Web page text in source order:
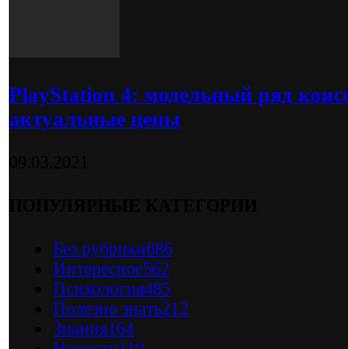
PlayStation 4: модельный ряд
актуальные цены
Без рубрики686
Интересное562
Психология485
Полезно знать212
Знания164